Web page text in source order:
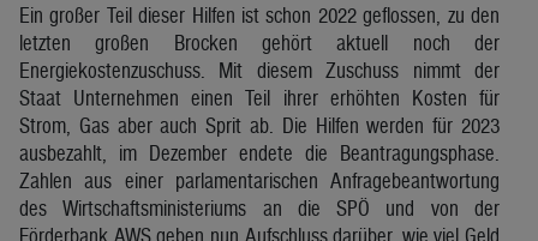
Ein großer Teil dieser Hilfen ist schon 2022 geflossen, zu den
letzten großen Brocken gehört aktuell noch der
Energiekostenzuschuss. Mit diesem Zuschuss nimmt der
Staat Unternehmen einen Teil ihrer erhöhten Kosten für
Strom, Gas aber auch Sprit ab. Die Hilfen werden für 2023
ausbezahlt, im Dezember endete die Beantragungsphase.
Zahlen aus einer parlamentarischen Anfragebeantwortung
des Wirtschaftsministeriums an die SPÖ und von der
Förderbank AWS geben nun Aufschluss darüber, wie viel Geld